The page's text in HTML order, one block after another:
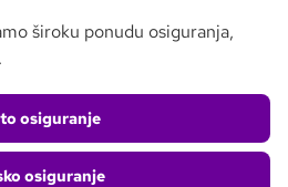
široku ponudu osiguranja,
osiguranje
osiguranje